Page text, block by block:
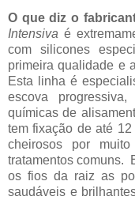
O que diz o
Intensiva é
com silicones
primeira qualidade e
Esta linha é
escova
químicas de
tem fixação de até
cheirosos por
tratamentos comuns.
os fios da raiz as
saudáveis e